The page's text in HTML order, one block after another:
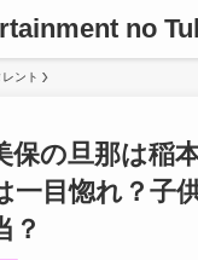
no
ント
保の旦那は稲
一目惚れ？子
？